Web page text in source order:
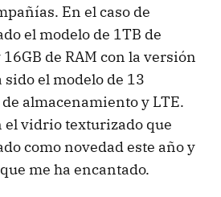
En el caso de
el modelo de 1TB de
de RAM con la versión
sido el modelo de 13
almacenamiento y LTE.
el vidrio texturizado que
como novedad este año y
me ha encantado.